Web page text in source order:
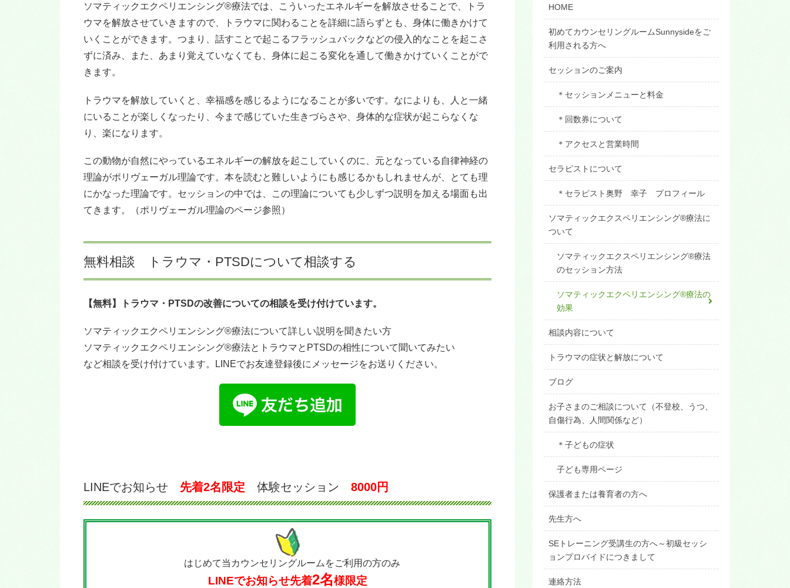
ソマティックエクペリエンシング®療法では、こういったエネルギーを解放させることで、トラ
ウマを解放させていきますので、トラウマに関わることを詳細に語らずとも、身体に働きかけて
いくことができます。つまり、話すことで起こるフラッシュバックなどの侵入的なことを起こさ
ずに済み、また、あまり覚えていなくても、身体に起こる変化を通して働きかけていくことがで
きます。
トラウマを解放していくと、幸福感を感じるようになることが多いです。なによりも、人と一緒
にいることが楽しくなったり、今まで感じていた生きづらさや、身体的な症状が起こらなくな
り、楽になります。
この動物が自然にやっているエネルギーの解放を起こしていくのに、元となっている自律神経の
理論がポリヴェーガル理論です。本を読むと難しいようにも感じるかもしれませんが、とても理
にかなった理論です。セッションの中では、この理論についても少しずつ説明を加える場面も出
てきます。（ポリヴェーガル理論のページ参照）
無料相談 トラウマ・PTSDについて相談する
【無料】トラウマ・PTSDの改善についての相談を受け付けています。
ソマティックエクペリエンシング®療法について詳しい説明を聞きたい方
ソマティックエクペリエンシング®療法とトラウマとPTSDの相性について聞いてみたい
など相談を受け付けています。LINEでお友達登録後にメッセージをお送りください。
LINEでお知らせ 先着2名限定 体験セッション 8000円
はじめて当カウンセリングルームをご利用の方のみ
LINEでお知らせ先着2名様限定
HOME
初めてカウンセリングルームSunnysideをご
利用される方へ
セッションのご案内
＊セッションメニューと料金
＊回数券について
＊アクセスと営業時間
セラピストについて
＊セラピスト奥野 幸子 プロフィール
ソマティックエクスペリエンシング®療法に
ついて
ソマティックエクスペリエンシング®療法
のセッション方法
ソマティックエクペリエンシング®療法の
効果
相談内容について
トラウマの症状と解放について
ブログ
お子さまのご相談について（不登校、うつ、
自傷行為、人間関係など）
＊子どもの症状
子ども専用ページ
保護者または養育者の方へ
先生方へ
SEトレーニング受講生の方へ～初級セッシ
ョンプロバイドにつきまして
連絡方法